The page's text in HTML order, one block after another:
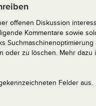
offenen Diskussion
Kommentare sowie
Suchmaschinenoptimierung
oder zu löschen. Mehr dazu
Felder aus.